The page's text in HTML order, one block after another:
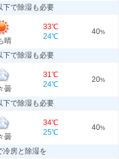
で除湿も必要
晴
33℃
24℃
40%
で除湿も必要
曇
31℃
24℃
20%
で除湿も必要
曇
34℃
25℃
40%
冷房と除湿を